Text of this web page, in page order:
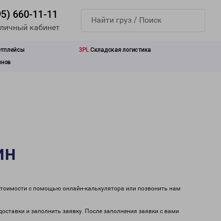
660-11-11
кабинет
3PL Складская логистика
с помощью онлайн-калькулятора или позвонить нам
и заполнить заявку. После заполнения заявки с вами